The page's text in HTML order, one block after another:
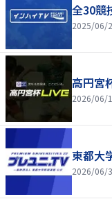
全30競
2025/06/
高円宮
2026/06/
東都大
2026/06/